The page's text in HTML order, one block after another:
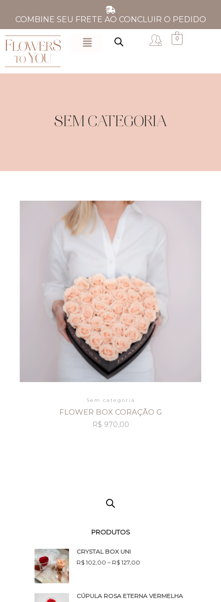
COMBINE SEU FRETE AO CONCLUIR O PEDIDO
0
SEM CATEGORIA
Sem categoria
FLOWER BOX CORAÇÃO G
R$ 970,00
PRODUTOS
CRYSTAL BOX UNI
R$ 102,00 – R$ 127,00
CÚPULA ROSA ETERNA VERMELHA